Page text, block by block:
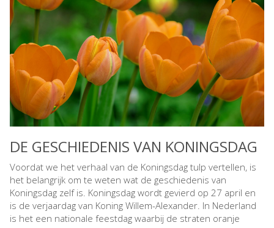
DE GESCHIEDENIS VAN KONINGSDAG
Voordat we het verhaal van de Koningsdag tulp vertellen, is
het belangrijk om te weten wat de geschiedenis van
Koningsdag zelf is. Koningsdag wordt gevierd op 27 april en
is de verjaardag van Koning Willem-Alexander. In Nederland
is het een nationale feestdag waarbij de straten oranje